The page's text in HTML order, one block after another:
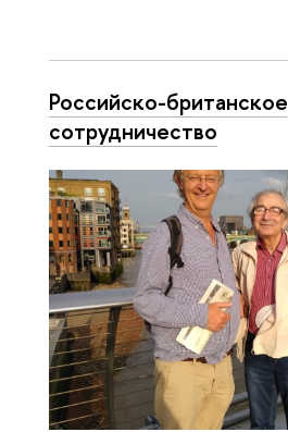
Российско-британское
сотрудничество